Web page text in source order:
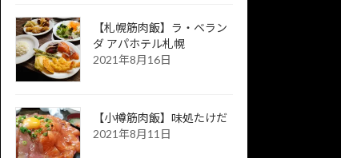
【札幌筋肉飯】ラ・ベラン
ダ アパホテル札幌
2021年8月16日
【小樽筋肉飯】味処たけだ
2021年8月11日